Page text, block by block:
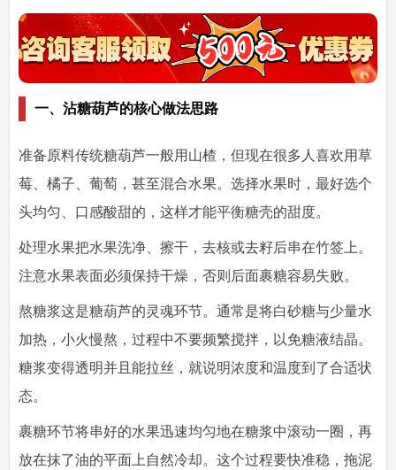
一、沾糖葫芦的核心做法思路
准备原料传统糖葫芦一般用山楂，但现在很多人喜欢用草
莓、橘子、葡萄，甚至混合水果。选择水果时，最好选个
头均匀、口感酸甜的，这样才能平衡糖壳的甜度。
处理水果把水果洗净、擦干，去核或去籽后串在竹签上。
注意水果表面必须保持干燥，否则后面裹糖容易失败。
熬糖浆这是糖葫芦的灵魂环节。通常是将白砂糖与少量水
加热，小火慢熬，过程中不要频繁搅拌，以免糖液结晶。
糖浆变得透明并且能拉丝，就说明浓度和温度到了合适状
态。
裹糖环节将串好的水果迅速均匀地在糖浆中滚动一圈，再
放在抹了油的平面上自然冷却。这个过程要快准稳，拖泥